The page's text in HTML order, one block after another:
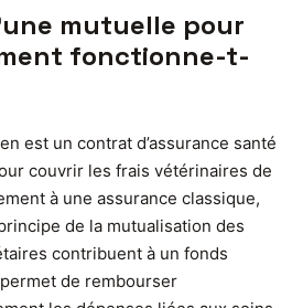
mutuelle pour
fonctionne-t-
est un contrat d’assurance santé
couvrir les frais vétérinaires de
à une assurance classique,
de la mutualisation des
contribuent à un fonds
de rembourser